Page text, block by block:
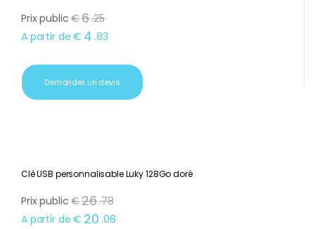
Prix public €6.25
A partir de € 4 .83
Demander un devis
Clé USB personnalisable Luky 128Go doré
Prix public €26.78
A partir de € 20 .08